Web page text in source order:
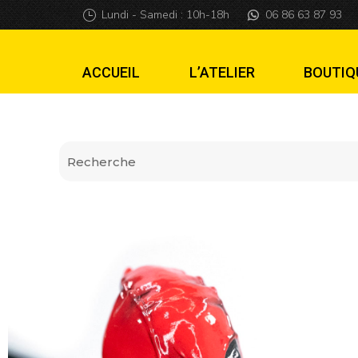
LanceurLundi - Samedi : 10h-18h 06 86 63 87 93
ACCUEIL L’ATELIER